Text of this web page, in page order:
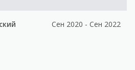
Сен 2020 - Сен 2022